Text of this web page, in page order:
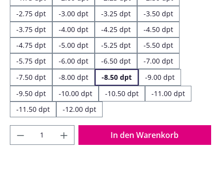
-2.75 dpt
-3.00 dpt -3.25 dpt
-3.50 dpt
-3.75 dpt
-4.00 dpt -4.25 dpt
-4.50 dpt
-4.75 dpt
-5.00 dpt -5.25 dpt
-5.50 dpt
-5.75 dpt
-6.00 dpt -6.50 dpt
-7.00 dpt
-7.50 dpt
-8.00 dpt -8.50 dpt
-9.00 dpt
-9.50 dpt
-10.00 dpt -10.50 dpt
-11.00 dpt
-11.50 dpt
-12.00 dpt
Produkt Anzahl: Gib den gewünschten
In den Warenkorb